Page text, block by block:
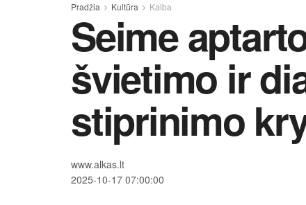
Pradžia Kultūra Kalba
Seime
švietimo ir
stiprinimo
www.alkas.lt
2025-10-17 07:00:00